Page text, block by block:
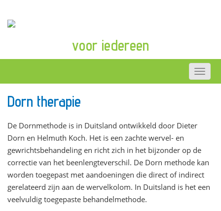
voor iedereen
Dorn therapie
De Dornmethode is in Duitsland ontwikkeld door Dieter
Dorn en Helmuth Koch. Het is een zachte wervel- en
gewrichtsbehandeling en richt zich in het bijzonder op de
correctie van het beenlengteverschil. De Dorn methode kan
worden toegepast met aandoeningen die direct of indirect
gerelateerd zijn aan de wervelkolom. In Duitsland is het een
veelvuldig toegepaste behandelmethode.